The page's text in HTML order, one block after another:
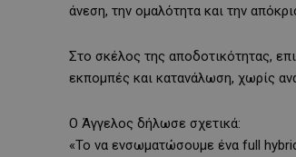
άνεση, την ομαλότητα και την
Στο σκέλος της αποδοτικότητας,
εκπομπές και κατανάλωση, χωρίς
Ο Άγγελος δήλωσε σχετικά:
«Το να ενσωματώσουμε ένα full